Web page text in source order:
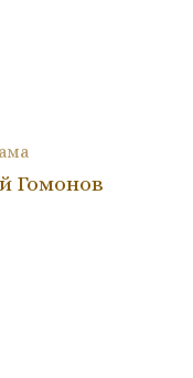
Гомонов